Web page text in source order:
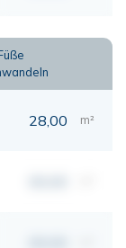
28,00 m²